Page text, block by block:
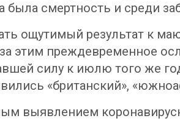
смертность и среди
ощутимый результат к
этим преждевременное
силу к июлю того же
«британский»,
выявлением